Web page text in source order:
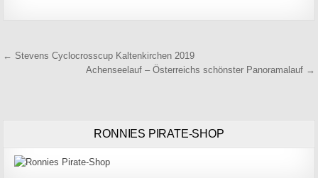
Beitragsnavigation
← Stevens Cyclocrosscup Kaltenkirchen 2019
Achenseelauf – Österreichs schönster Panoramalauf →
RONNIES PIRATE-SHOP